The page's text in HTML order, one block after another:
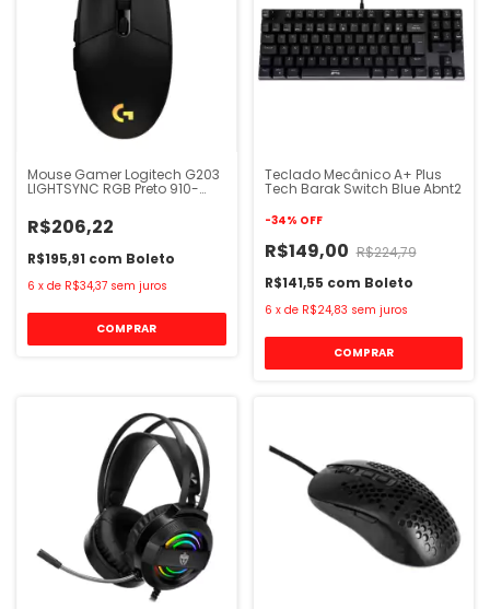
Mouse Gamer Logitech G203
LIGHTSYNC RGB Preto 910-
R$206,22
R$195,91 com Boleto
6 x de R$34,37 sem juros
Teclado Mecânico A+ Plus
Tech Barak Switch Blue Abnt2
-34% OFF
R$149,00 R$224,79
R$141,55 com Boleto
6 x de R$24,83 sem juros